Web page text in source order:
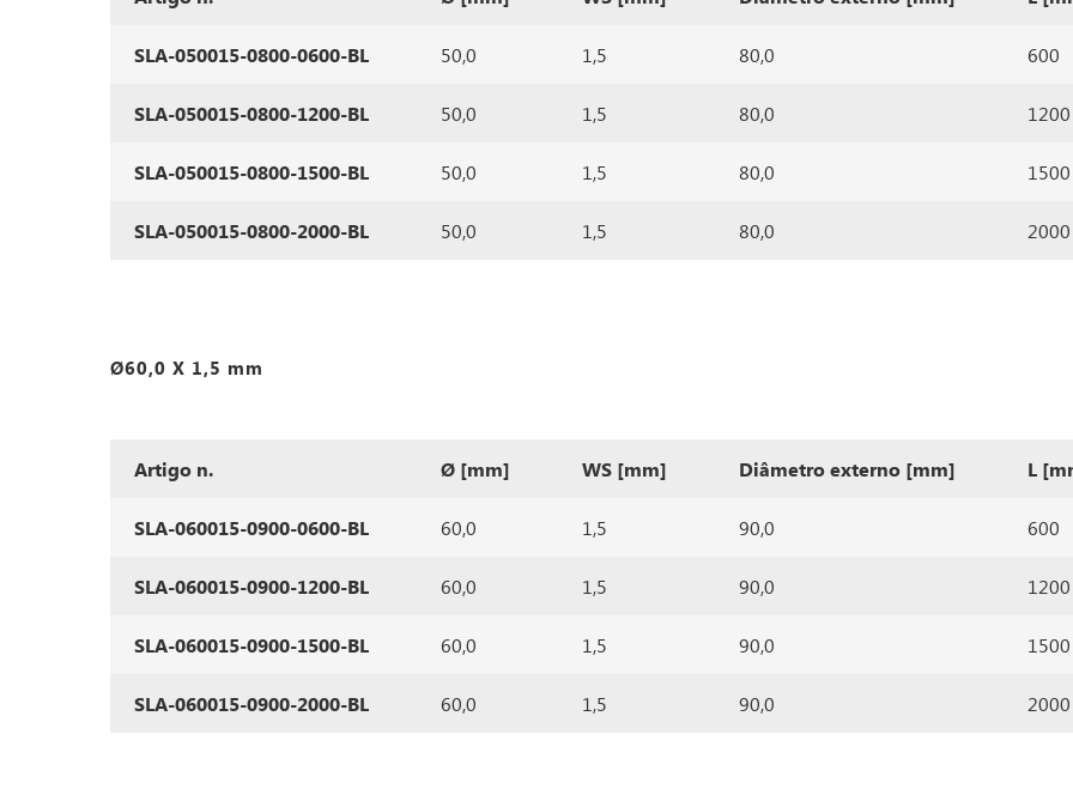
SLA-050015-0800-0600-BL 50,0 1,5 80,0 600
SLA-050015-0800-1200-BL 50,0 1,5 80,0 1200
SLA-050015-0800-1500-BL 50,0 1,5 80,0 1500
SLA-050015-0800-2000-BL 50,0 1,5 80,0 2000
Ø60,0 X 1,5 mm
Artigo n. Ø [mm] WS [mm] Diâmetro externo [mm] L
SLA-060015-0900-0600-BL 60,0 1,5 90,0 600
SLA-060015-0900-1200-BL 60,0 1,5 90,0 1200
SLA-060015-0900-1500-BL 60,0 1,5 90,0 1500
SLA-060015-0900-2000-BL 60,0 1,5 90,0 2000